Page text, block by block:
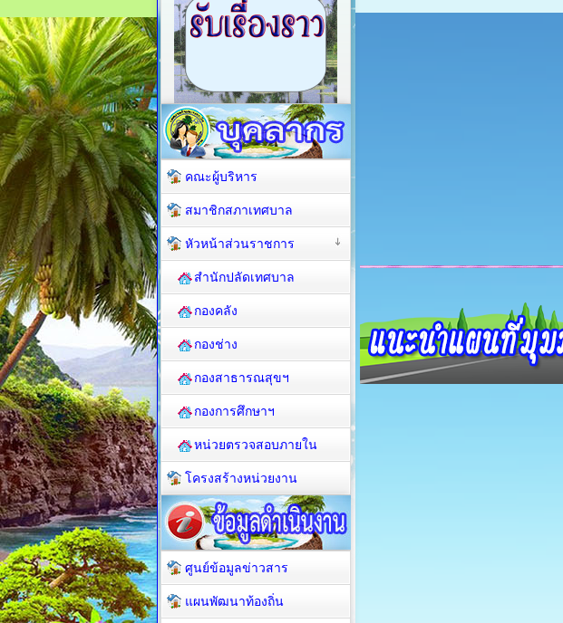
คณะผู้บริหาร
สมาชิกสภาเทศบาล
หัวหน้าส่วนราชการ
สำนักปลัดเทศบาล
กองคลัง
กองช่าง
กองสาธารณสุขฯ
กองการศึกษาฯ
หน่วยตรวจสอบภายใน
โครงสร้างหน่วยงาน
ศูนย์ข้อมูลข่าวสาร
แผนพัฒนาท้องถิ่น